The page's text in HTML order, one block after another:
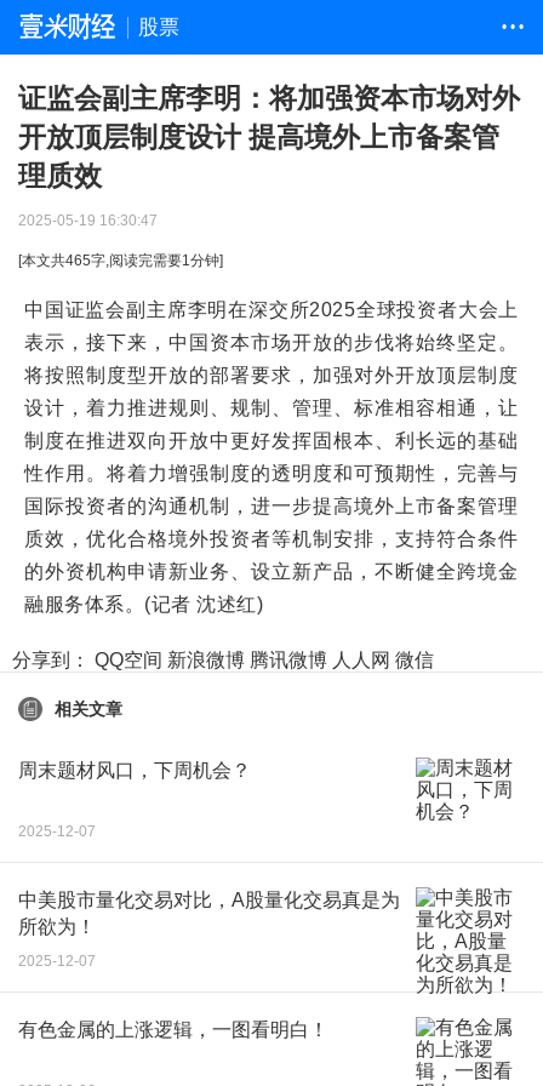
股票 • • •
证监会副主席李明：将加强资本市场对外
开放顶层制度设计 提高境外上市备案管
理质效
2025-05-19 16:30:47
[本文共465字,阅读完需要1分钟]
中国证监会副主席李明在深交所2025全球投资者大会上
表示，接下来，中国资本市场开放的步伐将始终坚定。
将按照制度型开放的部署要求，加强对外开放顶层制度
设计，着力推进规则、规制、管理、标准相容相通，让
制度在推进双向开放中更好发挥固根本、利长远的基础
性作用。将着力增强制度的透明度和可预期性，完善与
国际投资者的沟通机制，进一步提高境外上市备案管理
质效，优化合格境外投资者等机制安排，支持符合条件
的外资机构申请新业务、设立新产品，不断健全跨境金
融服务体系。(记者 沈述红)
分享到： QQ空间 新浪微博 腾讯微博 人人网 微信
相关文章
周末题材风口，下周机会？
2025-12-07
中美股市量化交易对比，A股量化交易真是为
所欲为！
2025-12-07
有色金属的上涨逻辑，一图看明白！